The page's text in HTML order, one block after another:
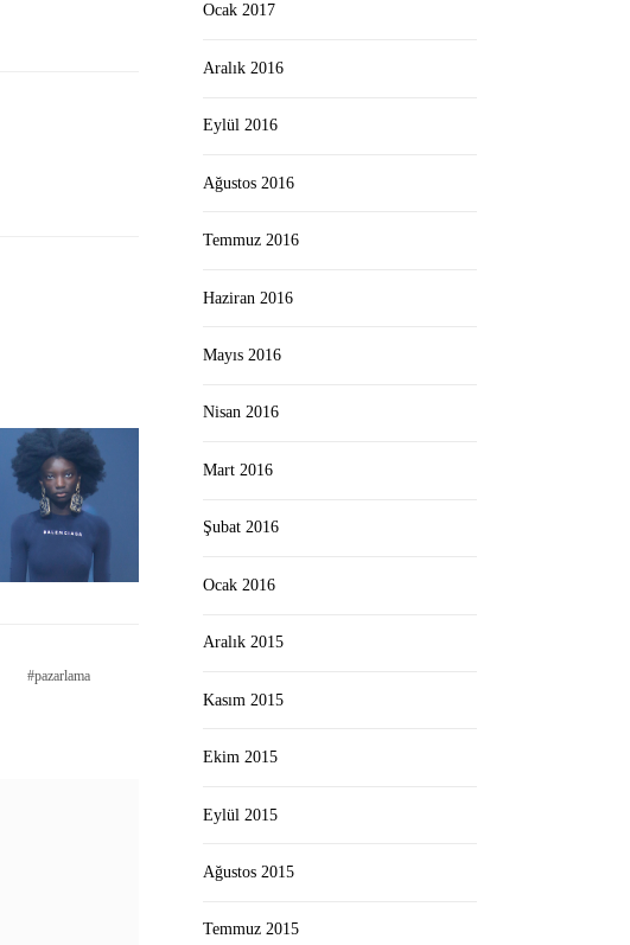
pazarlama
Ocak 2017
Aralık 2016
Eylül 2016
Ağustos 2016
Temmuz 2016
Haziran 2016
Mayıs 2016
Nisan 2016
Mart 2016
Şubat 2016
Ocak 2016
Aralık 2015
Kasım 2015
Ekim 2015
Eylül 2015
Ağustos 2015
Temmuz 2015